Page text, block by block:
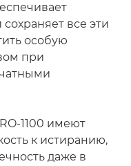
все эти
особую
при
1100 имеют
к истиранию,
даже в